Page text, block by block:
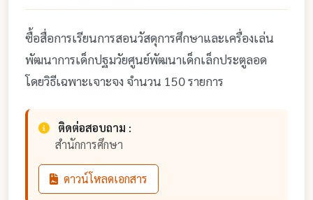
ซื้อสื่อการเรียนการสอนวัสดุการศึกษาและเครื่องเล่น
พัฒนาการเด็กปฐมวัยศูนย์พัฒนาเด็กเล็กประตูลอด
โดยวิธีเฉพาะเจาะจง จำนวน 150 รายการ
ติดต่อสอบถาม :
สำนักการศึกษา
ดาวน์โหลดเอกสาร